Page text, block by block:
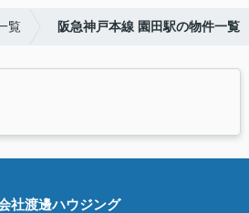
覧 阪急神戸本線 園田駅の物件一覧
社渡邊ハウジング